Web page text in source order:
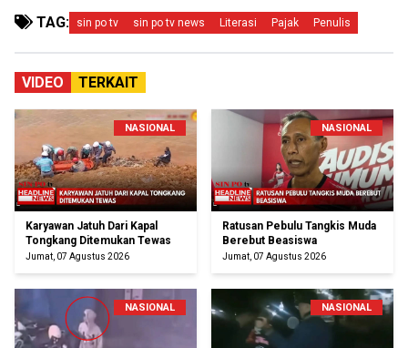
TAG: sin po tv sin po tv news Literasi Pajak Penulis
VIDEO TERKAIT
NASIONAL
Karyawan Jatuh Dari Kapal
Tongkang Ditemukan Tewas
Jumat, 07 Agustus 2026
NASIONAL
Ratusan Pebulu Tangkis Muda
Berebut Beasiswa
Jumat, 07 Agustus 2026
NASIONAL NASIONAL